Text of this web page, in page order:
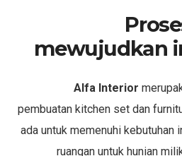
mewujudkan
Alfa Interior
pembuatan kitchen set dan
ada untuk memenuhi kebutuhan
ruangan untuk hunian